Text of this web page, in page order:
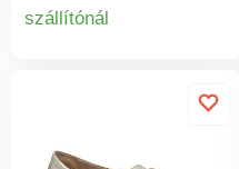
Puha Aérosemelle
minden lábformához
szállítónál